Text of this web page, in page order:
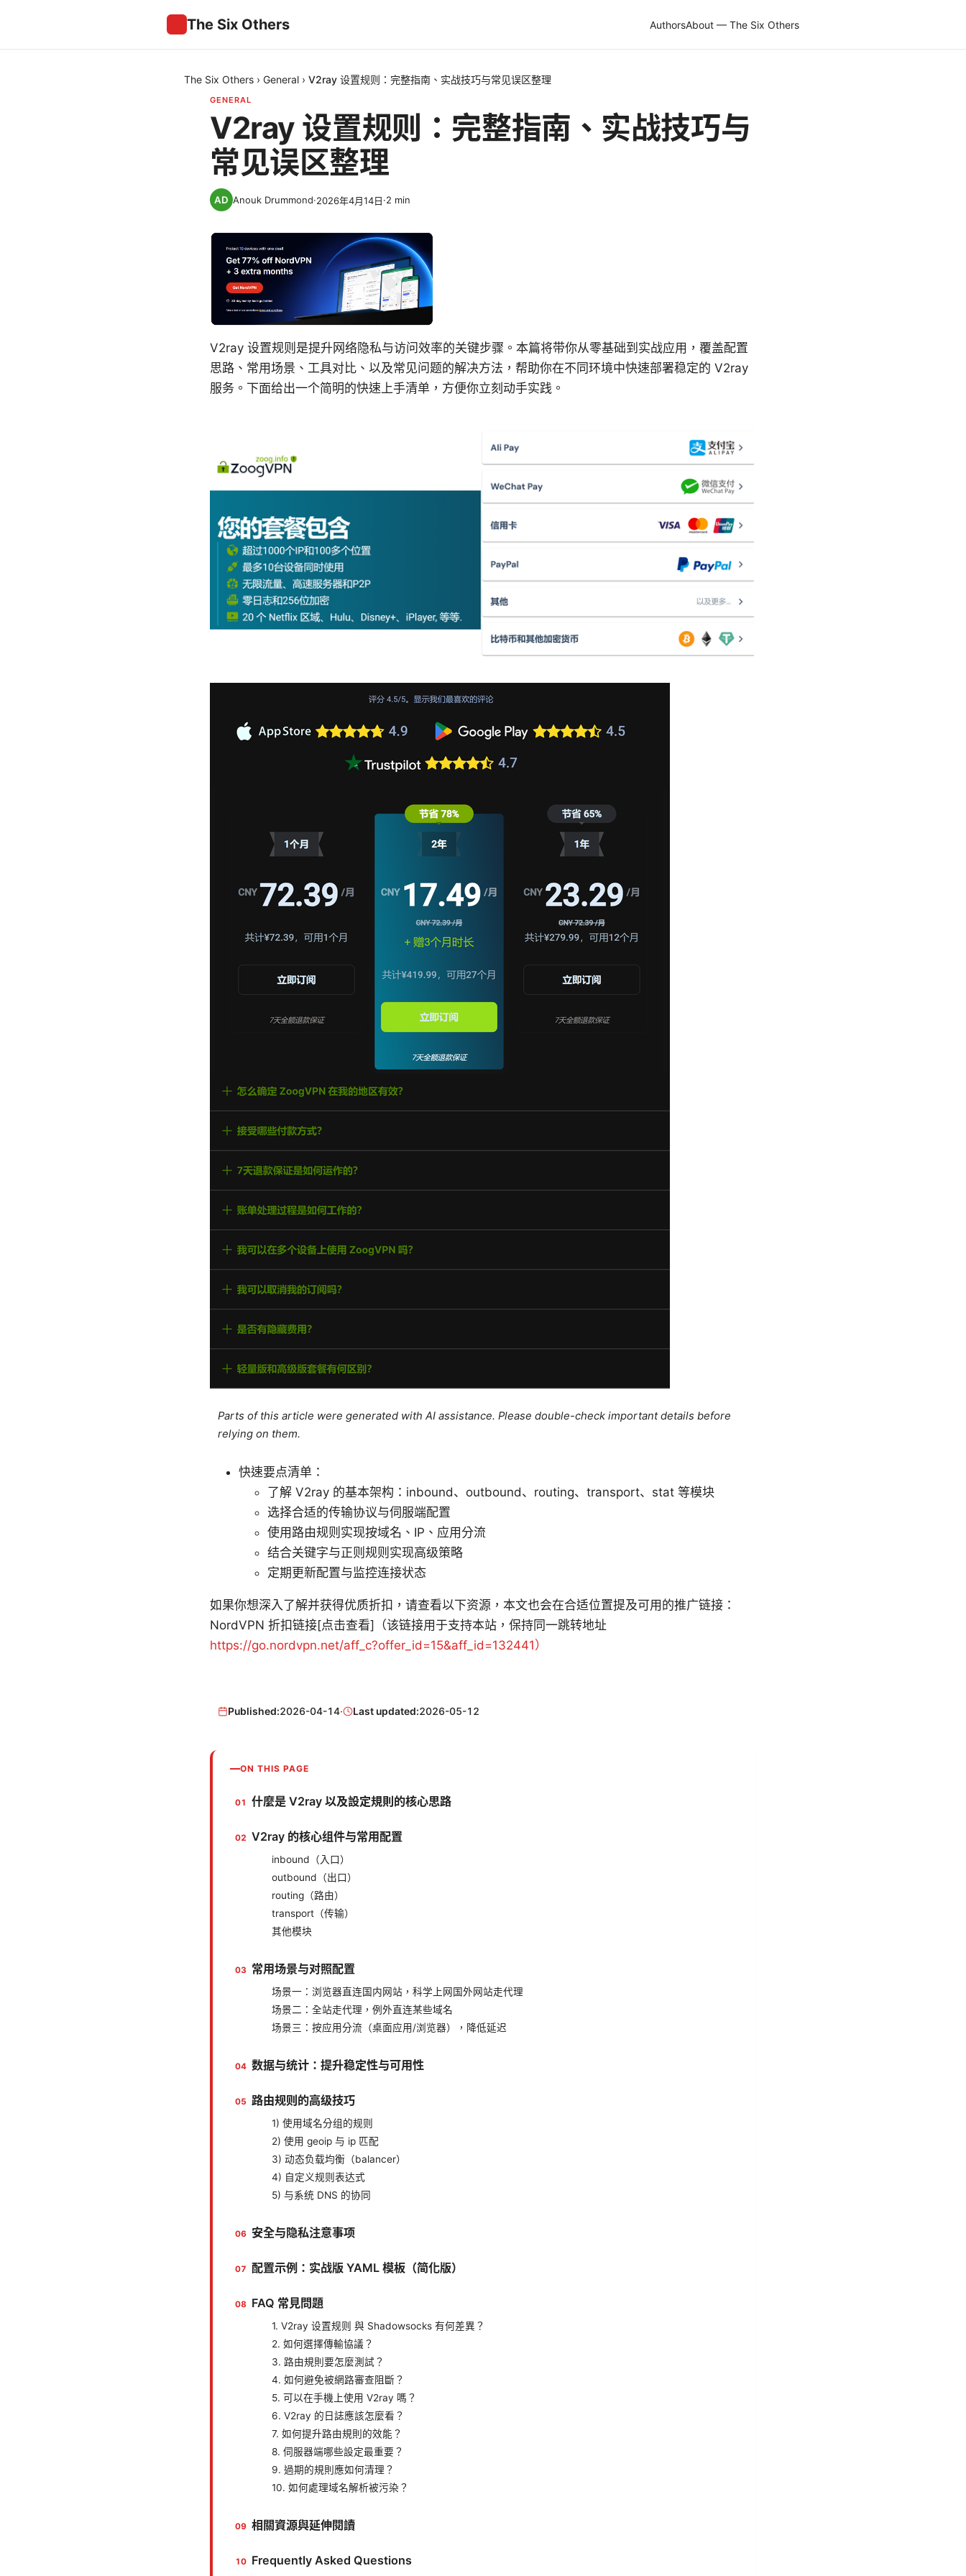
The Six Others AuthorsAbout — The Six Others
The Six Others › General › V2ray 设置规则：完整指南、实战技巧与常见误区整理
GENERAL
V2ray 设置规则：完整指南、实战技巧与
常见误区整理
Anouk Drummond·2026年4月14日·2 min
V2ray 设置规则是提升网络隐私与访问效率的关键步骤。本篇将带你从零基础到实战应用，覆盖配置
思路、常用场景、工具对比、以及常见问题的解决方法，帮助你在不同环境中快速部署稳定的 V2ray
服务。下面给出一个简明的快速上手清单，方便你立刻动手实践。
Parts of this article were generated with AI assistance. Please double-check important details before
relying on them.
快速要点清单：
了解 V2ray 的基本架构：inbound、outbound、routing、transport、stat 等模块
选择合适的传输协议与伺服端配置
使用路由规则实现按域名、IP、应用分流
结合关键字与正则规则实现高级策略
定期更新配置与监控连接状态
如果你想深入了解并获得优质折扣，请查看以下资源，本文也会在合适位置提及可用的推广链接：
NordVPN 折扣链接[点击查看]（该链接用于支持本站，保持同一跳转地址
https://go.nordvpn.net/aff_c?offer_id=15&aff_id=132441）
Published:2026-04-14· Last updated:2026-05-12
ON THIS PAGE
什麼是 V2ray 以及設定規則的核心思路
V2ray 的核心组件与常用配置
inbound（入口）
outbound（出口）
routing（路由）
transport（传输）
其他模块
常用场景与对照配置
场景一：浏览器直连国内网站，科学上网国外网站走代理
场景二：全站走代理，例外直连某些域名
场景三：按应用分流（桌面应用/浏览器），降低延迟
数据与统计：提升稳定性与可用性
路由规则的高级技巧
1) 使用域名分组的规则
2) 使用 geoip 与 ip 匹配
3) 动态负载均衡（balancer）
4) 自定义规则表达式
5) 与系统 DNS 的协同
安全与隐私注意事项
配置示例：实战版 YAML 模板（简化版）
FAQ 常見問題
1. V2ray 设置规则 與 Shadowsocks 有何差異？
2. 如何選擇傳輸協議？
3. 路由規則要怎麼測試？
4. 如何避免被網路審查阻斷？
5. 可以在手機上使用 V2ray 嗎？
6. V2ray 的日誌應該怎麼看？
7. 如何提升路由規則的效能？
8. 伺服器端哪些設定最重要？
9. 過期的規則應如何清理？
10. 如何處理域名解析被污染？
相關資源與延伸閱讀
Frequently Asked Questions